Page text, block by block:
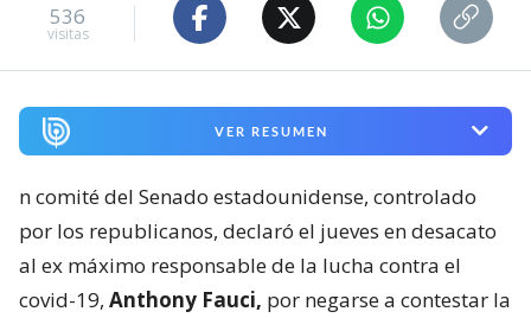
536
visitas
VER RESUMEN
n comité del Senado estadounidense, controlado
por los republicanos, declaró el jueves en desacato
al ex máximo responsable de la lucha contra el
covid-19, Anthony Fauci, por negarse a contestar la